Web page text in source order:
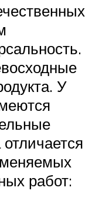
У
работ: